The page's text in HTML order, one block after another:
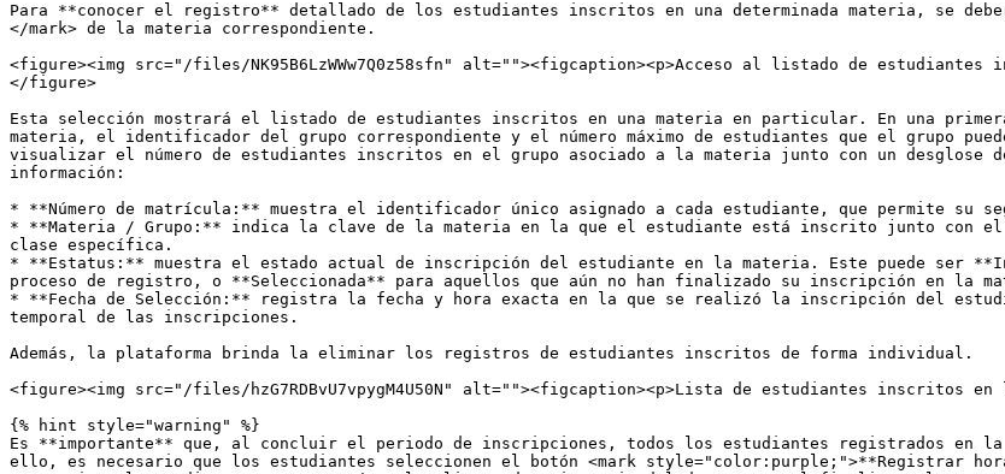
Para **conocer el registro** detallado de los estudiantes inscritos en una determinada materia, se
</mark> de la materia correspondiente.
<figure><img src="/files/NK95B6LzWWw7Q0z58sfn" alt=""><figcaption><p>Acceso al listado de
</figure>
Esta selección mostrará el listado de estudiantes inscritos en una materia en particular. En una
materia, el identificador del grupo correspondiente y el número máximo de estudiantes que el grupo
visualizar el número de estudiantes inscritos en el grupo asociado a la materia junto con un
información:
* **Número de matrícula:** muestra el identificador único asignado a cada estudiante, que permite su
* **Materia / Grupo:** indica la clave de la materia en la que el estudiante está inscrito junto con
clase específica.
* **Estatus:** muestra el estado actual de inscripción del estudiante en la materia. Este puede ser
proceso de registro, o **Seleccionada** para aquellos que aún no han finalizado su inscripción en la
* **Fecha de Selección:** registra la fecha y hora exacta en la que se realizó la inscripción del
temporal de las inscripciones.
Además, la plataforma brinda la eliminar los registros de estudiantes inscritos de forma individual.
<figure><img src="/files/hzG7RDBvU7vpygM4U50N" alt=""><figcaption><p>Lista de estudiantes inscritos
{% hint style="warning" %}
Es **importante** que, al concluir el periodo de inscripciones, todos los estudiantes registrados en
ello, es necesario que los estudiantes seleccionen el botón <mark style="color:purple;">**Registrar